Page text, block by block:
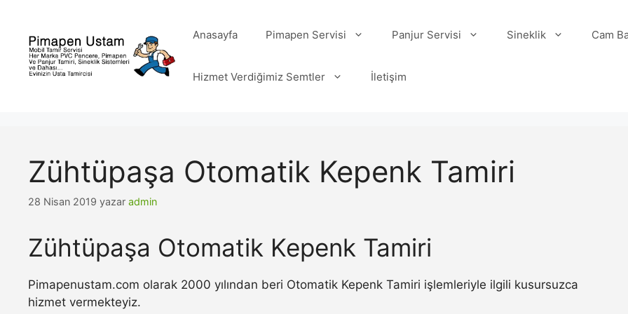
Anasayfa Pimapen Servisi Panjur Servisi Sineklik Cam
Hizmet Verdiğimiz Semtler İletişim
Zühtüpaşa Otomatik Kepenk Tamiri
28 Nisan 2019 yazar admin
Zühtüpaşa Otomatik Kepenk Tamiri
Pimapenustam.com olarak 2000 yılından beri Otomatik Kepenk Tamiri işlemleriyle ilgili kusursuzca
hizmet vermekteyiz.